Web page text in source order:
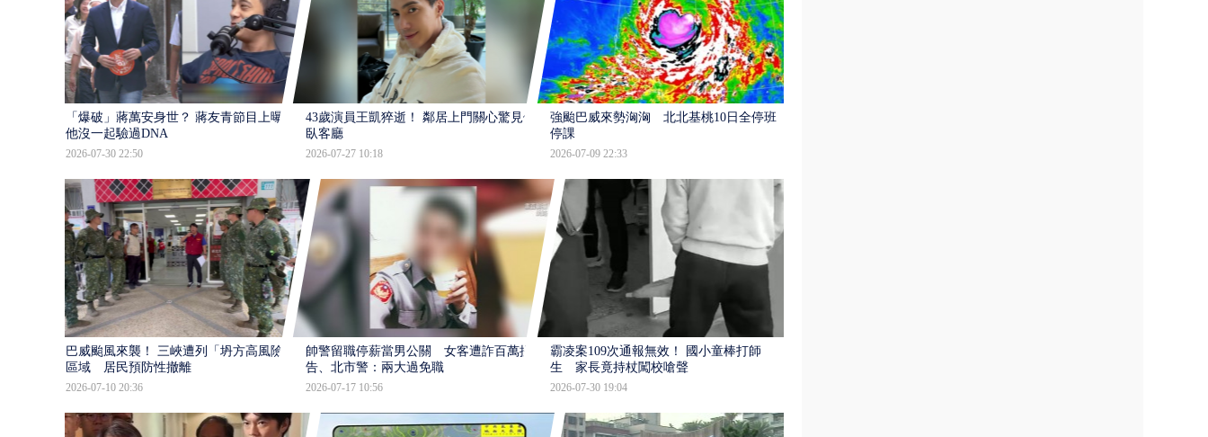
「爆破」蔣萬安身世？ 蔣友青節目上曝：
他沒一起驗過DNA
2026-07-30 22:50
43歲演員王凱猝逝！ 鄰居上門關心驚見倒
臥客廳
2026-07-27 10:18
強颱巴威來勢洶洶 北北基桃10日全停班
停課
2026-07-09 22:33
巴威颱風來襲！ 三峽遭列「坍方高風險」
區域 居民預防性撤離
2026-07-10 20:36
帥警留職停薪當男公關 女客遭詐百萬提
告、北市警：兩大過免職
2026-07-17 10:56
霸凌案109次通報無效！ 國小童棒打師
生 家長竟持杖闖校嗆聲
2026-07-30 19:04